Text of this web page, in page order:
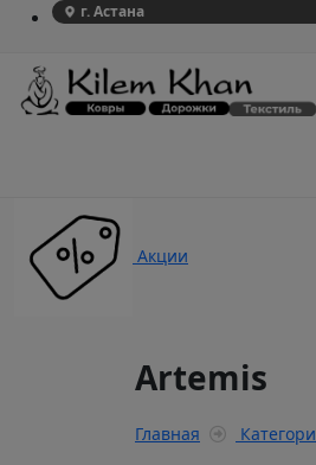
г. Астана
Акции
Artemis
Главная